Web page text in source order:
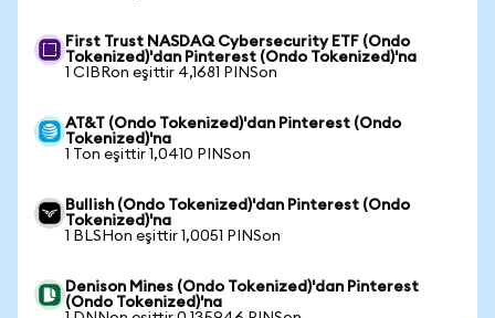
First Trust NASDAQ Cybersecurity ETF (Ondo
Tokenized)'dan Pinterest (Ondo Tokenized)'na
1 CIBRon eşittir 4,1681 PINSon
AT&T (Ondo Tokenized)'dan Pinterest (Ondo
Tokenized)'na
1 Ton eşittir 1,0410 PINSon
Bullish (Ondo Tokenized)'dan Pinterest (Ondo
Tokenized)'na
1 BLSHon eşittir 1,0051 PINSon
Denison Mines (Ondo Tokenized)'dan Pinterest
(Ondo Tokenized)'na